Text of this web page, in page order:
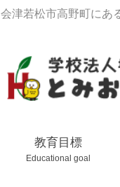
会津若松市高野町にあ
教育目標
Educational goal